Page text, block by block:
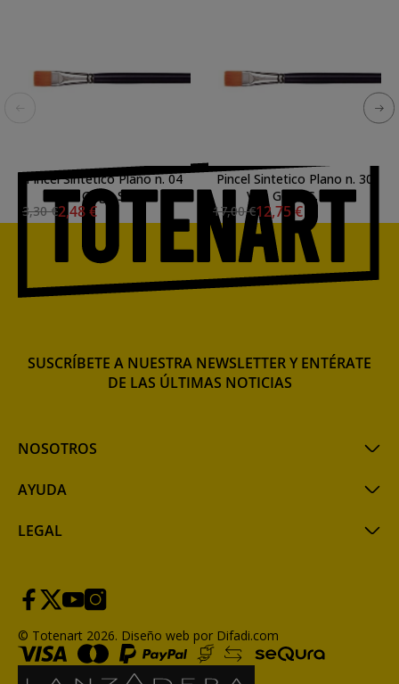
Pincel Sintetico Plano n. 04
Van Gogh S. 194
3,30 €2,48 €
Pincel Sintetico Plano n. 30
Van Gogh S. 194
17,00 €12,75 €
NOSOTROS
AYUDA
LEGAL
SUSCRÍBETE A NUESTRA NEWSLETTER Y ENTÉRATE
DE LAS ÚLTIMAS NOTICIAS
© Totenart 2026. Diseño web por Difadi.com